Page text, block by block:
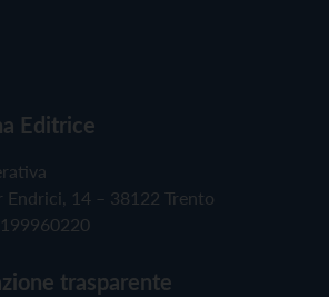
Editrice
Endrici, 14 – 38122 Trento
trasparente